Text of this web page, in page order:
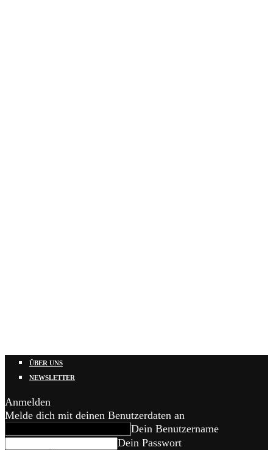
ÜBER UNS
NEWSLETTER
Anmelden
Melde dich mit deinen Benutzerdaten an
Dein Benutzername
Dein Passwort